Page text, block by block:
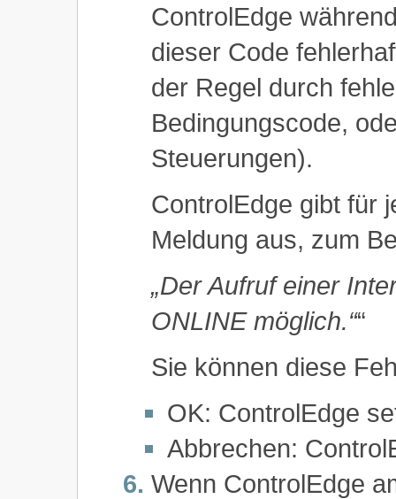
ControlEdge
dieser Code
der Regel durch
Bedingungscode,
Steuerungen).
ControlEdge gibt für
Meldung aus, zum
„Der Aufruf einer
ONLINE möglich.““
Sie können diese
OK: ControlEdge
Abbrechen:
Wenn ControlEdge